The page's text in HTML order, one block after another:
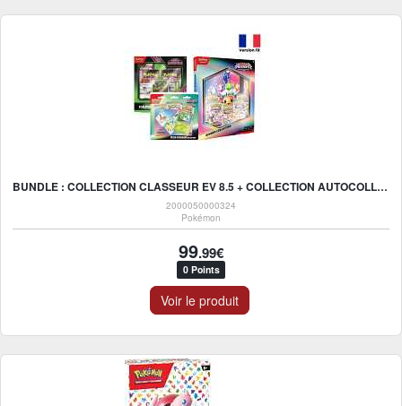
BUNDLE : COLLECTION CLASSEUR EV 8.5 + COLLECTION AUTOCOLLANT RÉAJUSTABLE EV 8.5 + EV6.5 FABLE NÉBULEUSE SCALPEREUR
2000050000324
Pokémon
99.99€
0 Points
Voir le produit